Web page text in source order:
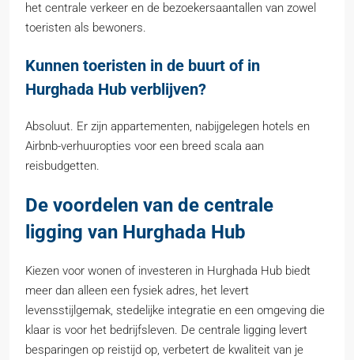
het centrale verkeer en de bezoekersaantallen van zowel
toeristen als bewoners.
Kunnen toeristen in de buurt of in
Hurghada Hub verblijven?
Absoluut. Er zijn appartementen, nabijgelegen hotels en
Airbnb-verhuuropties voor een breed scala aan
reisbudgetten.
De voordelen van de centrale
ligging van Hurghada Hub
Kiezen voor wonen of investeren in Hurghada Hub biedt
meer dan alleen een fysiek adres, het levert
levensstijlgemak, stedelijke integratie en een omgeving die
klaar is voor het bedrijfsleven. De centrale ligging levert
besparingen op reistijd op, verbetert de kwaliteit van je